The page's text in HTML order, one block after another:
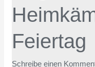
Feiertag
Schreibe einen